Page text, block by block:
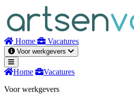
inhoud
Home Vacatures
Voor werkgevers
Home
Vacatures
Voor werkgevers